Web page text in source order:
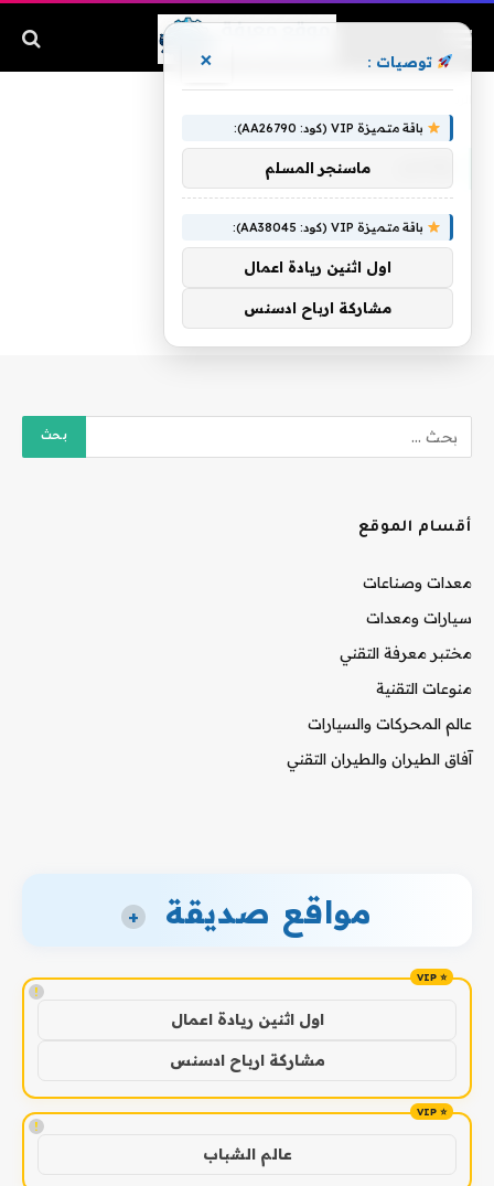
أقسام الموقع
معدات وصناعات
سيارات ومعدات
مختبر معرفة التقني
منوعات التقنية
عالم المحركات والسيارات
آفاق الطيران والطيران التقني
مواقع صديقة +
!
اول اثنين ريادة اعمال
مشاركة ارباح ادسنس
!
عالم الشباب
توصيات : ×
باقة متميزة VIP (كود: AA26790):
ماسنجر المسلم
باقة متميزة VIP (كود: AA38045):
اول اثنين ريادة اعمال
مشاركة ارباح ادسنس